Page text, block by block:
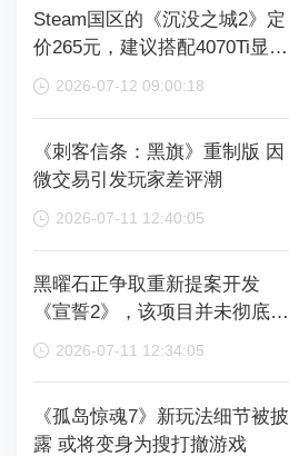
Steam国区的《沉没之城2》定
价265元，建议搭配4070Ti显卡
以获得较好体验
2026-07-12 09:00:18
《刺客信条：黑旗》重制版 因
微交易引发玩家差评潮
2026-07-11 12:40:05
黑曜石正争取重新提案开发
《宣誓2》，该项目并未彻底取
消
2026-07-11 12:34:05
《孤岛惊魂7》新玩法细节被披
露 或将变身为搜打撤游戏